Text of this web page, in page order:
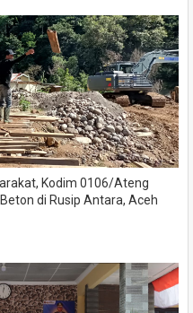
Kodim 0106/Ateng
di Rusip Antara, Aceh